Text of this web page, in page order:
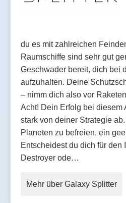
du es mit zahlreichen
Raumschiffe sind sehr gut
Geschwader bereit, dich bei
aufzuhalten. Deine
– nimm dich also vor
Acht! Dein Erfolg bei diesem
stark von deiner Strategie
Planeten zu befreien, ein
Entscheidest du dich für den
Destroyer ode…
Mehr über Galaxy Splitter